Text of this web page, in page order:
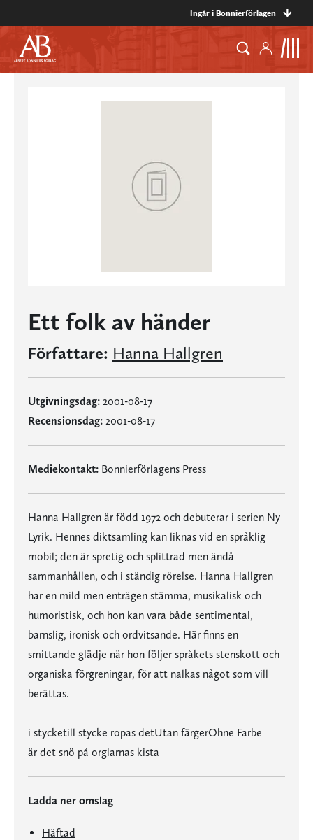
Ingår i Bonnierförlagen
Ett folk av händer
Författare: Hanna Hallgren
Utgivningsdag: 2001-08-17
Recensionsdag: 2001-08-17
Mediekontakt: Bonnierförlagens Press
Hanna Hallgren är född 1972 och debuterar i serien Ny
Lyrik. Hennes diktsamling kan liknas vid en språklig
mobil; den är spretig och splittrad men ändå
sammanhållen, och i ständig rörelse. Hanna Hallgren
har en mild men enträgen stämma, musikalisk och
humoristisk, och hon kan vara både sentimental,
barnslig, ironisk och ordvitsande. Här finns en
smittande glädje när hon följer språkets stenskott och
organiska förgreningar, för att nalkas något som vill
berättas.
i stycketill stycke ropas detUtan färgerOhne Farbe
är det snö på orglarnas kista
Ladda ner omslag
Häftad